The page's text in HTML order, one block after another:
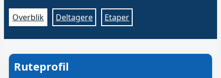
Overblik Deltagere Etaper
Ruteprofil